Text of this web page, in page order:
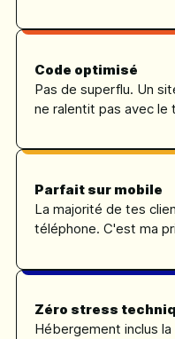
Code optimisé
Pas de superflu. Un
ne ralentit pas avec le
Parfait sur mobile
La majorité de tes
téléphone. C'est ma
Zéro stress
Hébergement inclus